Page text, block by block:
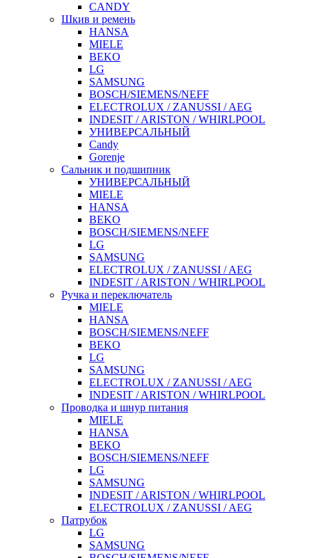
CANDY
Шкив и ремень
HANSA
MIELE
BEKO
LG
SAMSUNG
BOSCH/SIEMENS/NEFF
ELECTROLUX / ZANUSSI / AEG
INDESIT / ARISTON / WHIRLPOOL
УНИВЕРСАЛЬНЫЙ
Candy
Gorenje
Сальник и подшипник
УНИВЕРСАЛЬНЫЙ
MIELE
HANSA
BEKO
BOSCH/SIEMENS/NEFF
LG
SAMSUNG
ELECTROLUX / ZANUSSI / AEG
INDESIT / ARISTON / WHIRLPOOL
Ручка и переключатель
MIELE
HANSA
BOSCH/SIEMENS/NEFF
BEKO
LG
SAMSUNG
ELECTROLUX / ZANUSSI / AEG
INDESIT / ARISTON / WHIRLPOOL
Проводка и шнур питания
MIELE
HANSA
BEKO
BOSCH/SIEMENS/NEFF
LG
SAMSUNG
INDESIT / ARISTON / WHIRLPOOL
ELECTROLUX / ZANUSSI / AEG
Патрубок
LG
SAMSUNG